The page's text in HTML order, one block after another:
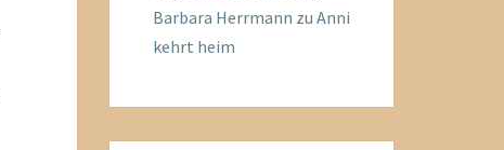
Barbara Herrmann zu Anni
kehrt heim